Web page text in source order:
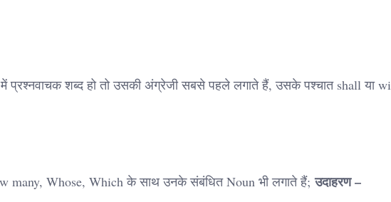
प्रश्नवाचक शब्द हो तो उसकी अंग्रेजी सबसे पहले लगाते हैं, उसके पश्चात shall या
many, Whose, Which के साथ उनके संबंधित Noun भी लगाते हैं;उदाहरण –